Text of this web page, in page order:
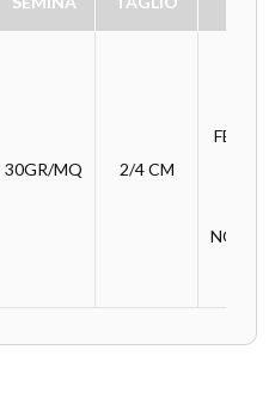
30GR/MQ 2/4 CM